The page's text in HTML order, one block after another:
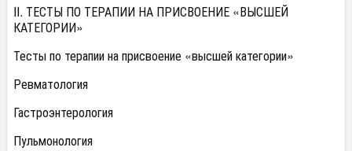
II. ТЕСТЫ ПО ТЕРАПИИ НА ПРИСВОЕНИЕ «ВЫСШЕЙ
КАТЕГОРИИ»
Тесты по терапиина присвоение «высшей категории»
Ревматология
Гастроэнтерология
Пульмонология